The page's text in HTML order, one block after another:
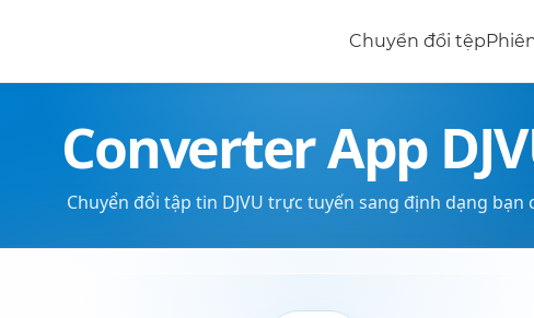
Chuyển đổi tệp
Converter App
Chuyển đổi tập tin DJVU trực tuyến sang định dạng bạn